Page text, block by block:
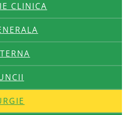
CLINICA